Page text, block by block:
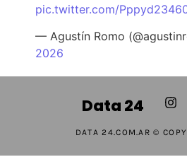
pic.twitter.com/
— Agustín Romo
2026
Data 24
DATA 24.COM.AR ©